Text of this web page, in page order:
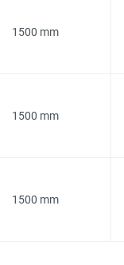
1500 mm
1500 mm
1500 mm